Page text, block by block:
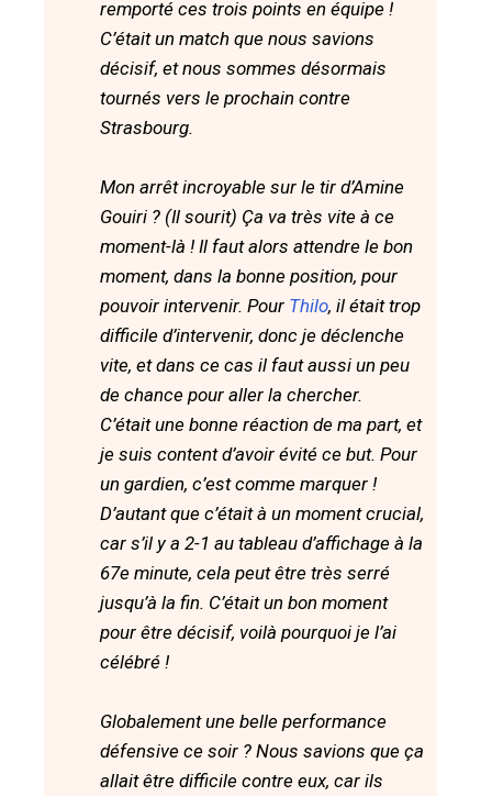
remporté ces trois points en équipe !
C’était un match que nous savions
décisif, et nous sommes désormais
tournés vers le prochain contre
Strasbourg.
Mon arrêt incroyable sur le tir d’Amine
Gouiri ? (Il sourit) Ça va très vite à ce
moment-là ! Il faut alors attendre le bon
moment, dans la bonne position, pour
pouvoir intervenir. Pour Thilo, il était trop
difficile d’intervenir, donc je déclenche
vite, et dans ce cas il faut aussi un peu
de chance pour aller la chercher.
C’était une bonne réaction de ma part, et
je suis content d’avoir évité ce but. Pour
un gardien, c’est comme marquer !
D’autant que c’était à un moment crucial,
car s’il y a 2-1 au tableau d’affichage à la
67e minute, cela peut être très serré
jusqu’à la fin. C’était un bon moment
pour être décisif, voilà pourquoi je l’ai
célébré !
Globalement une belle performance
défensive ce soir ? Nous savions que ça
allait être difficile contre eux, car ils